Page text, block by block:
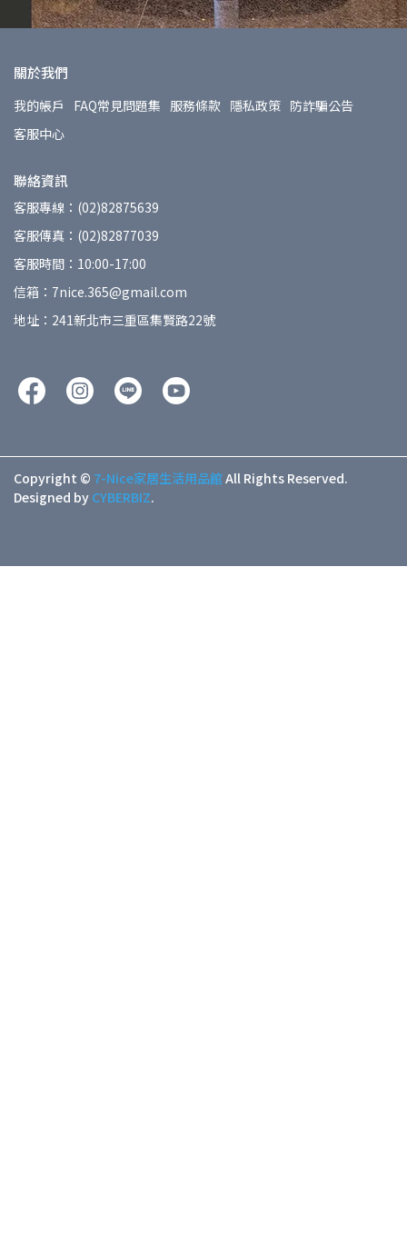
關於我們
我的帳戶 FAQ常見問題集 服務條款 隱私政策 防詐騙公告
客服中心
聯絡資訊
客服專線：(02)82875639
客服傳真：(02)82877039
客服時間：10:00-17:00
信箱：7nice.365@gmail.com
地址：241新北市三重區集賢路22號
Copyright © 7-Nice家居生活用品館All Rights Reserved.
Designed by CYBERBIZ.